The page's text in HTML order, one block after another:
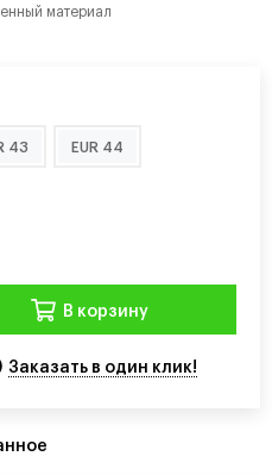
материал
43 EUR 44
В корзину
Заказать в один клик!